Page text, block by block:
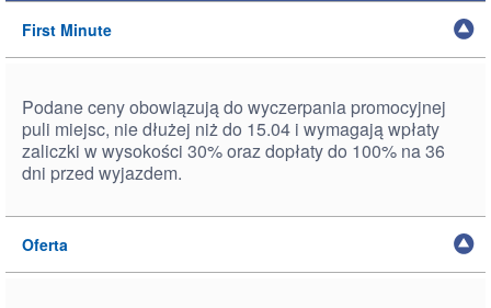
First Minute
Podane ceny obowiązują do wyczerpania promocyjnej
puli miejsc, nie dłużej niż do 15.04 i wymagają wpłaty
zaliczki w wysokości 30% oraz dopłaty do 100% na 36
dni przed wyjazdem.
Oferta